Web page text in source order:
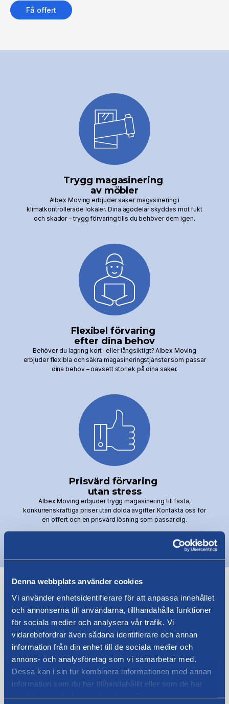
Denna webbplats använder cookies
Vi använder enhetsidentifierare för att anpassa innehållet
och annonserna till användarna, tillhandahålla funktioner
för sociala medier och analysera vår trafik. Vi
vidarebefordrar även sådana identifierare och annan
information från din enhet till de sociala medier och
annons- och analysföretag som vi samarbetar med.
Dessa kan i sin tur kombinera informationen med annan
information som du har tillhandahållit eller som de har
Få offert
Trygg magasinering
av möbler
Albex Moving erbjuder säker magasinering i
klimatkontrollerade lokaler. Dina ägodelar skyddas mot fukt
och skador – trygg förvaring tills du behöver dem igen.
Flexibel förvaring
efter dina behov
Behöver du lagring kort- eller långsiktigt? Albex Moving
erbjuder flexibla och säkra magasineringstjänster som passar
dina behov – oavsett storlek på dina saker.
Prisvärd förvaring
utan stress
Albex Moving erbjuder trygg magasinering till fasta,
konkurrenskraftiga priser utan dolda avgifter. Kontakta oss för
en offert och en prisvärd lösning som passar dig.
Se fler av våra tjänster
Företagsflytt